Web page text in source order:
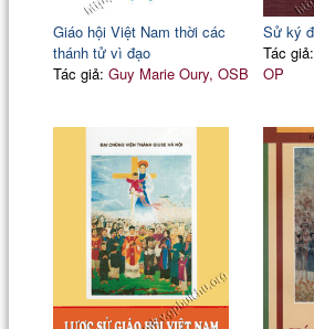
Giáo hội Việt Nam thời các
thánh tử vì đạo
Tác giả: Guy Marie Oury, OSB
Sử ký
Tác giả:
OP